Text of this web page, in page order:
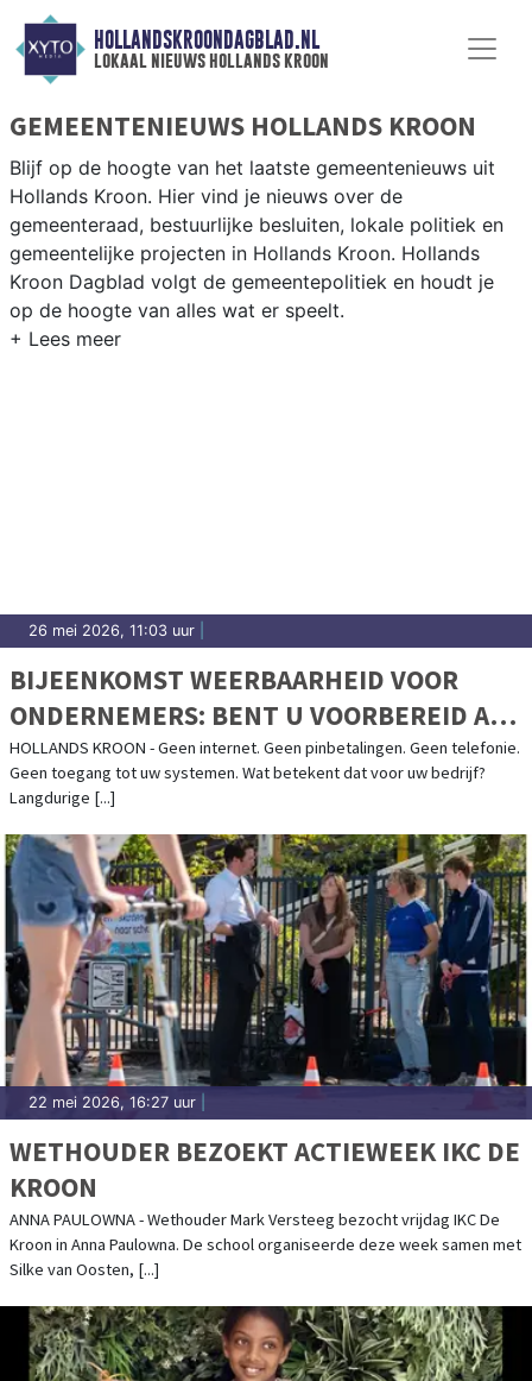
HOLLANDSKROONDAGBLAD.NL
lokaal nieuws hollands kroon
GEMEENTENIEUWS HOLLANDS KROON
Blijf op de hoogte van het laatste gemeentenieuws uit
Hollands Kroon. Hier vind je nieuws over de
gemeenteraad, bestuurlijke besluiten, lokale politiek en
gemeentelijke projecten in Hollands Kroon. Hollands
Kroon Dagblad volgt de gemeentepolitiek en houdt je
op de hoogte van alles wat er speelt.
26 mei 2026, 11:03 uur
BIJEENKOMST WEERBAARHEID VOOR
ONDERNEMERS: BENT U VOORBEREID ALS
UW BEDRIJF STILVALT?
HOLLANDS KROON - Geen internet. Geen pinbetalingen. Geen telefonie.
Geen toegang tot uw systemen. Wat betekent dat voor uw bedrijf?
Langdurige [...]
22 mei 2026, 16:27 uur
WETHOUDER BEZOEKT ACTIEWEEK IKC DE
KROON
ANNA PAULOWNA - Wethouder Mark Versteeg bezocht vrijdag IKC De
Kroon in Anna Paulowna. De school organiseerde deze week samen met
Silke van Oosten, [...]